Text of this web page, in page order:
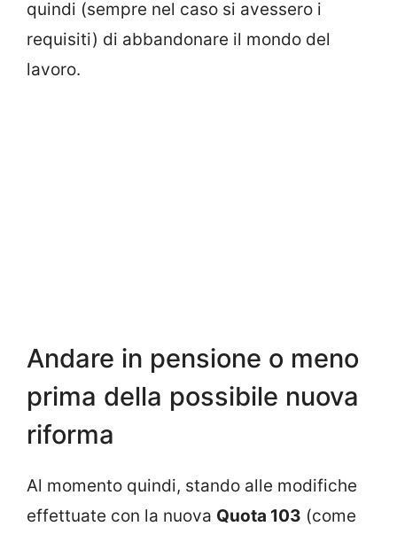
quindi (sempre nel caso si avessero i
requisiti) di abbandonare il mondo del
lavoro.
Andare in pensione o meno
prima della possibile nuova
riforma
Al momento quindi, stando alle modifiche
effettuate con la nuova Quota 103 (come